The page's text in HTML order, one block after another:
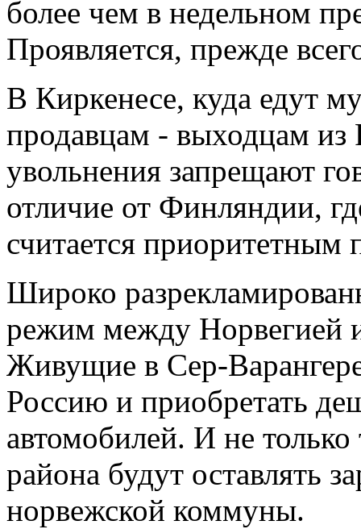
более чем в недельном
Проявляется, прежде
В Киркенесе, куда едут
продавцам - выходцам из
увольнения запрещают
отличие от Финляндии,
считается приоритетным
Широко
режим между Норвегией
Живущие в Сер-
Россию и приобретать
автомобилей. И не
района будут оставлять
норвежской коммуны.